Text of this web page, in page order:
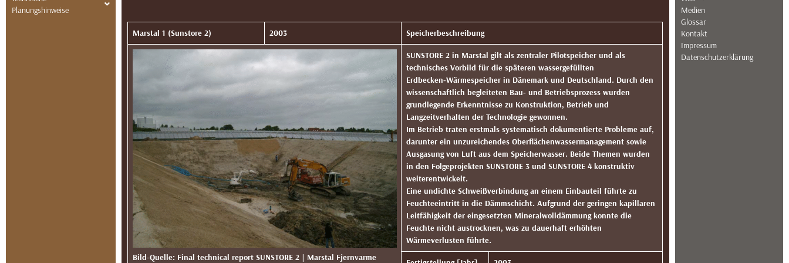
Planungshinweise
Marstal 1 (Sunstore 2) 2003 Speicherbeschreibung
Bild-Quelle: Final technical report SUNSTORE 2 | Marstal Fjernvarme
SUNSTORE 2 in Marstal gilt als zentraler Pilotspeicher und als
technisches Vorbild für die späteren wassergefüllten
Erdbecken‑Wärmespeicher in Dänemark und Deutschland. Durch den
wissenschaftlich begleiteten Bau‑ und Betriebsprozess wurden
grundlegende Erkenntnisse zu Konstruktion, Betrieb und
Langzeitverhalten der Technologie gewonnen.
Im Betrieb traten erstmals systematisch dokumentierte Probleme auf,
darunter ein unzureichendes Oberflächenwassermanagement sowie
Ausgasung von Luft aus dem Speicherwasser. Beide Themen wurden
in den Folgeprojekten SUNSTORE 3 und SUNSTORE 4 konstruktiv
weiterentwickelt.
Eine undichte Schweißverbindung an einem Einbauteil führte zu
Feuchteeintritt in die Dämmschicht. Aufgrund der geringen kapillaren
Leitfähigkeit der eingesetzten Mineralwolldämmung konnte die
Feuchte nicht austrocknen, was zu dauerhaft erhöhten
Wärmeverlusten führte.
Medien
Glossar
Kontakt
Impressum
Datenschutzerklärung